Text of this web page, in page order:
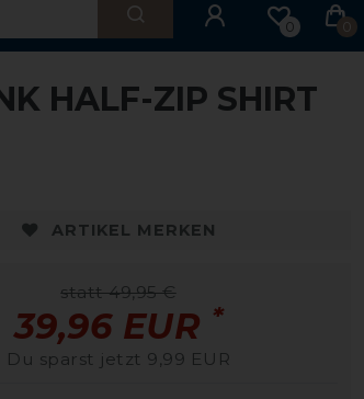
0 0
HALF-ZIP SHIRT
ARTIKEL MERKEN
statt 49,95 €
39,96 EUR *
Du sparst jetzt 9,99 EUR